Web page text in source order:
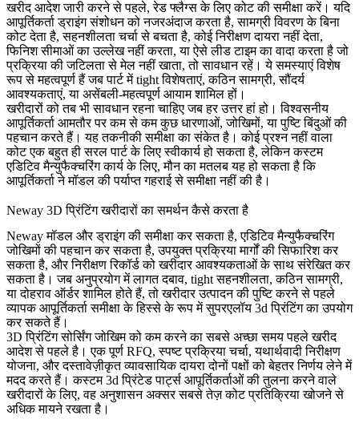
खरीद आदेश जारी करने से पहले, रेड फ्लैग्स के लिए कोट की समीक्षा करें। यदि
आपूर्तिकर्ता ड्राइंग संशोधन को नजरअंदाज करता है, सामग्री विवरण के बिना
कोट देता है, सहनशीलता चर्चा से बचता है, कोई निरीक्षण दायरा नहीं देता,
फिनिश सीमाओं का उल्लेख नहीं करता, या ऐसे लीड टाइम का वादा करता है जो
प्रक्रिया की जटिलता से मेल नहीं खाता, तो सावधान रहें। ये समस्याएं विशेष
रूप से महत्वपूर्ण हैं जब पार्ट में tight विशेषताएं, कठिन सामग्री, सौंदर्य
आवश्यकताएं, या असेंबली-महत्वपूर्ण आयाम शामिल हों।
खरीदारों को तब भी सावधान रहना चाहिए जब हर उत्तर हां हो। विश्वसनीय
आपूर्तिकर्ता आमतौर पर कम से कम कुछ धारणाओं, जोखिमों, या पुष्टि बिंदुओं की
पहचान करते हैं। यह तकनीकी समीक्षा का संकेत है। कोई प्रश्न नहीं वाला
कोट एक बहुत ही सरल पार्ट के लिए स्वीकार्य हो सकता है, लेकिन कस्टम
एडिटिव मैन्युफैक्चरिंग कार्य के लिए, मौन का मतलब यह हो सकता है कि
आपूर्तिकर्ता ने मॉडल की पर्याप्त गहराई से समीक्षा नहीं की है।
Neway 3D प्रिंटिंग खरीदारों का समर्थन कैसे करता है
Neway मॉडल और ड्राइंग की समीक्षा कर सकता है, एडिटिव मैन्युफैक्चरिंग
जोखिमों की पहचान कर सकता है, उपयुक्त प्रक्रिया मार्गों की सिफारिश कर
सकता है, और निरीक्षण रिकॉर्ड को खरीदार आवश्यकताओं के साथ संरेखित कर
सकता है। जब अनुप्रयोग में लागत दबाव, tight सहनशीलता, कठिन सामग्री,
या दोहराव ऑर्डर शामिल होते हैं, तो खरीदार उत्पादन की पुष्टि करने से पहले
व्यापक आपूर्तिकर्ता समीक्षा के हिस्से के रूप मेंसुपरएलॉय 3d प्रिंटिंगका उपयोग
कर सकते हैं।
3D प्रिंटिंग सोर्सिंग जोखिम को कम करने का सबसे अच्छा समय पहले खरीद
आदेश से पहले है। एक पूर्ण RFQ, स्पष्ट प्रक्रिया चर्चा, यथार्थवादी निरीक्षण
योजना, और दस्तावेज़ीकृत व्यावसायिक दायरा दोनों पक्षों को बेहतर निर्णय लेने में
मदद करते हैं। कस्टम 3d प्रिंटेड पार्ट्स आपूर्तिकर्ताओं की तुलना करने वाले
खरीदारों के लिए, वह अनुशासन अक्सर सबसे तेज़ कोट प्रतिक्रिया खोजने से
अधिक मायने रखता है।